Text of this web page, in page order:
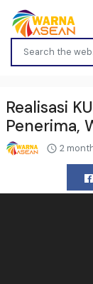
Realisasi
Penerima,
2